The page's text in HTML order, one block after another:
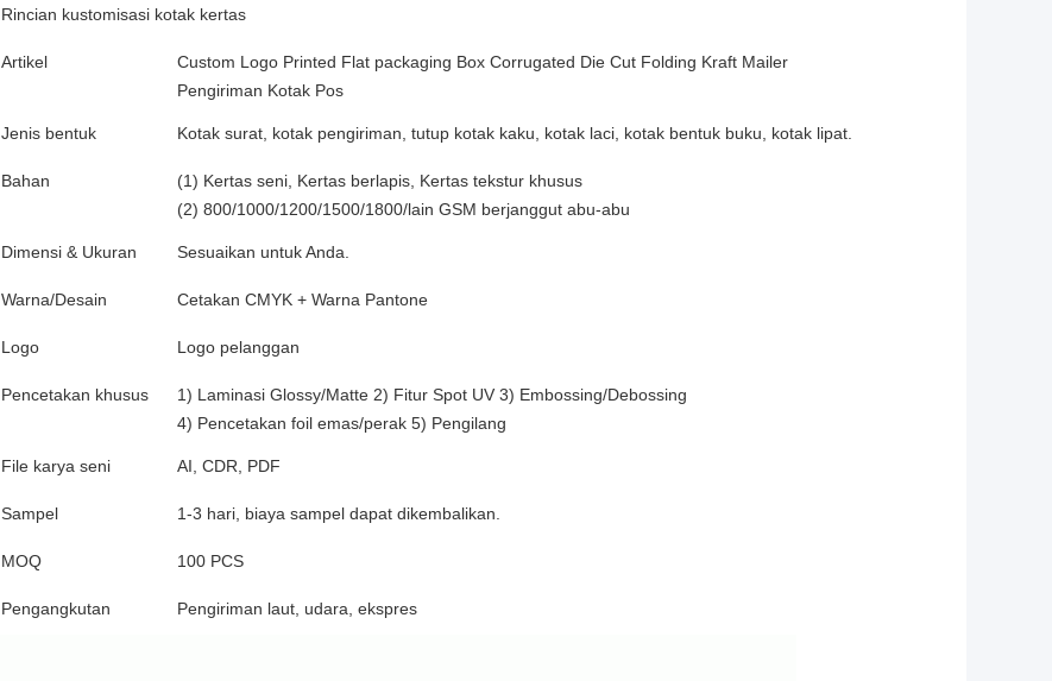
Rincian kustomisasi kotak kertas
Artikel
Custom Logo Printed Flat packaging Box Corrugated Die Cut Folding Kraft Mailer
Pengiriman Kotak Pos
Jenis bentuk Kotak surat, kotak pengiriman, tutup kotak kaku, kotak laci, kotak bentuk buku, kotak lipat.
Bahan
(1) Kertas seni, Kertas berlapis, Kertas tekstur khusus
(2) 800/1000/1200/1500/1800/lain GSM berjanggut abu-abu
Dimensi & Ukuran Sesuaikan untuk Anda.
Warna/Desain Cetakan CMYK + Warna Pantone
Logo Logo pelanggan
Pencetakan khusus
1) Laminasi Glossy/Matte 2) Fitur Spot UV 3) Embossing/Debossing
4) Pencetakan foil emas/perak 5) Pengilang
File karya seni AI, CDR, PDF
Sampel 1-3 hari, biaya sampel dapat dikembalikan.
MOQ 100 PCS
Pengangkutan Pengiriman laut, udara, ekspres